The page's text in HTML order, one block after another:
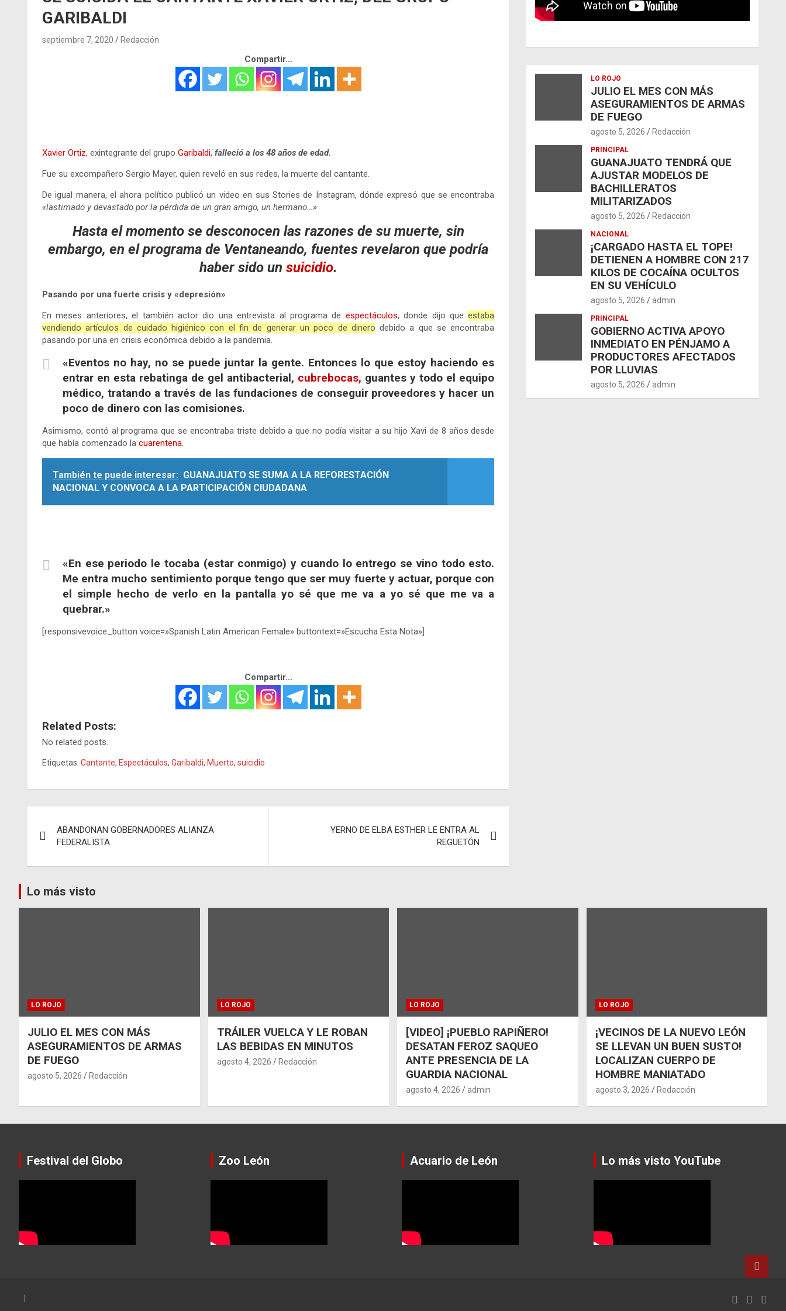
GARIBALDI
septiembre 7, 2020 Redacción
Compartir...
Xavier Ortiz, exintegrante del grupo Garibaldi, falleció a los 48 años de edad.
Fue su excompañero Sergio Mayer, quien reveló en sus redes, la muerte del cantante.
De igual manera, el ahora político publicó un video en sus Stories de Instagram, dónde expresó que se encontraba
«lastimado y devastado por la pérdida de un gran amigo, un hermano…»
Hasta el momento se desconocen las razones de su muerte, sin
embargo, en el programa de Ventaneando, fuentes revelaron que podría
haber sido un suicidio.
Pasando por una fuerte crisis y «depresión»
En meses anteriores, el también actor dio una entrevista al programa de espectáculos, donde dijo queestaba
vendiendo artículos de cuidado higiénico con el fin de generar un poco de dinero debido a que se encontraba
pasando por una en crisis económica debido a la pandemia.
«Eventos no hay, no se puede juntar la gente. Entonces lo que estoy haciendo es
entrar en esta rebatinga de gel antibacterial, cubrebocas, guantes y todo el equipo
médico, tratando a través de las fundaciones de conseguir proveedores y hacer un
poco de dinero con las comisiones.
Asimismo, contó al programa que se encontraba triste debido a que no podía visitar a su hijo Xavi de 8 años desde
que había comenzado la cuarentena.
También te puede interesar: GUANAJUATO SE SUMA A LA REFORESTACIÓN
NACIONAL Y CONVOCA A LA PARTICIPACIÓN CIUDADANA
«En ese periodo le tocaba (estar conmigo) y cuando lo entrego se vino todo esto.
Me entra mucho sentimiento porque tengo que ser muy fuerte y actuar, porque con
el simple hecho de verlo en la pantalla yo sé que me va a yo sé que me va a
quebrar.»
[responsivevoice_button voice=»Spanish Latin American Female» buttontext=»Escucha Esta Nota»]
Compartir...
Related Posts:
No related posts.
Etiquetas: Cantante, Espectáculos, Garibaldi, Muerto, suicidio
de
entradas
ABANDONAN GOBERNADORES ALIANZA
FEDERALISTA
YERNO DE ELBA ESTHER LE ENTRA AL
REGUETÓN
LO ROJO
JULIO EL MES CON MÁS
ASEGURAMIENTOS DE ARMAS
DE FUEGO
agosto 5, 2026 Redacción
PRINCIPAL
GUANAJUATO TENDRÁ QUE
AJUSTAR MODELOS DE
BACHILLERATOS
MILITARIZADOS
agosto 5, 2026 Redacción
NACIONAL
¡CARGADO HASTA EL TOPE!
DETIENEN A HOMBRE CON 217
KILOS DE COCAÍNA OCULTOS
EN SU VEHÍCULO
agosto 5, 2026 admin
PRINCIPAL
GOBIERNO ACTIVA APOYO
INMEDIATO EN PÉNJAMO A
PRODUCTORES AFECTADOS
POR LLUVIAS
agosto 5, 2026 admin
Lo más visto
LO ROJO
JULIO EL MES CON MÁS
ASEGURAMIENTOS DE ARMAS
DE FUEGO
agosto 5, 2026 Redacción
LO ROJO
TRÁILER VUELCA Y LE ROBAN
LAS BEBIDAS EN MINUTOS
agosto 4, 2026 Redacción
LO ROJO
[VIDEO] ¡PUEBLO RAPIÑERO!
DESATAN FEROZ SAQUEO
ANTE PRESENCIA DE LA
GUARDIA NACIONAL
agosto 4, 2026 admin
LO ROJO
¡VECINOS DE LA NUEVO LEÓN
SE LLEVAN UN BUEN SUSTO!
LOCALIZAN CUERPO DE
HOMBRE MANIATADO
agosto 3, 2026 Redacción
Festival del Globo Zoo León Acuario de León Lo más visto YouTube